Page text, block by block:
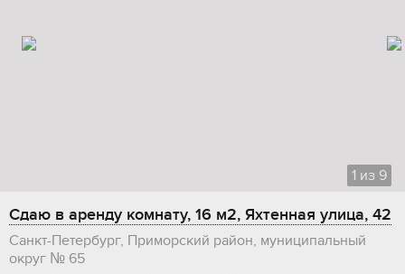
1 из 9
Сдаю в аренду комнату, 16 м2, Яхтенная улица, 42
Санкт-Петербург, Приморский район, муниципальный
округ № 65